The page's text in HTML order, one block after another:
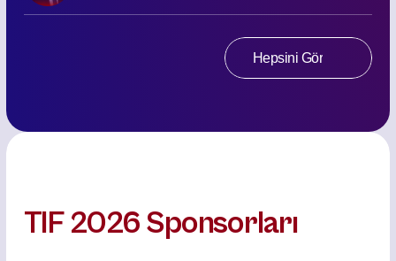
Hepsini Gör
TIF 2026 Sponsorları